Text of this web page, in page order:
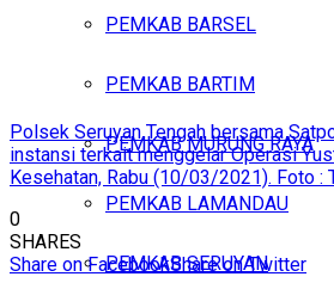
PEMKAB BARSEL
PEMKAB BARTIM
PEMKAB MURUNG RAYA
PEMKAB LAMANDAU
PEMKAB SERUYAN
Polsek Seruyan Tengah bersama
instansi terkait menggelar Operasi
Kesehatan, Rabu (10/03/2021). Foto :
0
SHARES
Share on FacebookShare on Twitter